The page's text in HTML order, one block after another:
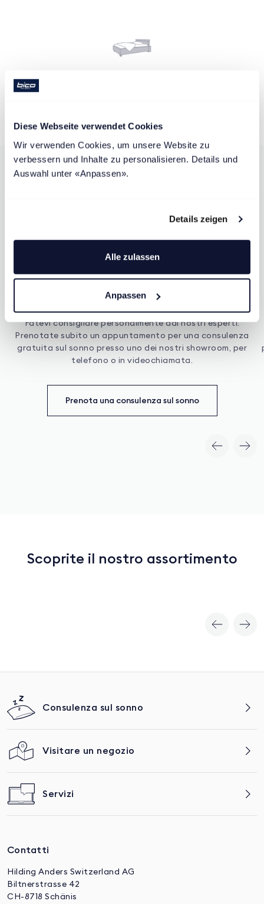
Diese Webseite verwendet Cookies
Wir verwenden Cookies, um unsere Website zu
verbessern und Inhalte zu personalisieren. Details und
Auswahl unter «Anpassen».
Details zeigen
Alle zulassen
Anpassen
Fatevi consigliare personalmente dai nostri esperti.
Prenotate subito un appuntamento per una consulenza
gratuita sul sonno presso uno dei nostri showroom, per
telefono o in videochiamata.
Prenota una consulenza sul sonno
Scoprite il nostro assortimento
Consulenza sul sonno
Visitare un negozio
Servizi
Contatti
Hilding Anders Switzerland AG
Biltnerstrasse 42
CH-8718 Schänis